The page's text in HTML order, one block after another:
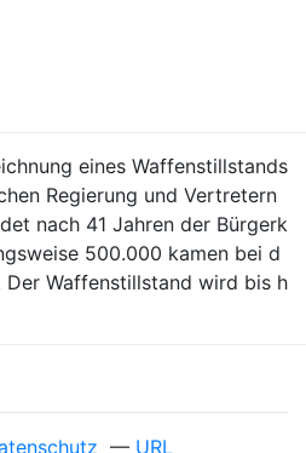
eines Waffenstillstands
Regierung und Vertretern
nach 41 Jahren der Bürgerk
500.000 kamen bei d
Der Waffenstillstand wird bis h
— URL